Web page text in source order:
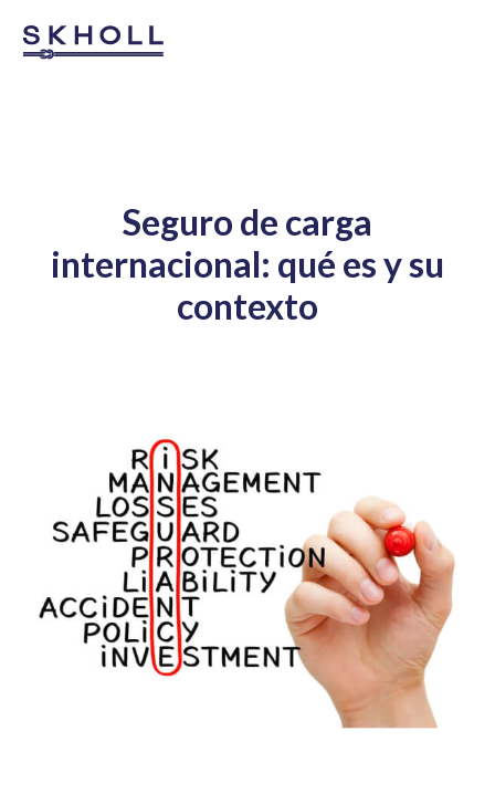
Seguro de carga
internacional: qué es y su
contexto